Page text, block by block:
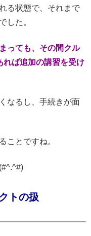
る状態で、それまで
した。
っても、その間クル
れば追加の講習を受け
なるし、手続きが面
ことですね。
トの扱